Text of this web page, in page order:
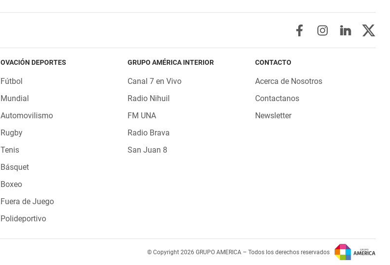
OVACIÓN DEPORTES
Fútbol
Mundial
Automovilismo
Rugby
Tenis
Básquet
Boxeo
Fuera de Juego
Polideportivo
GRUPO AMÉRICA INTERIOR
Canal 7 en Vivo
Radio Nihuil
FM UNA
Radio Brava
San Juan 8
CONTACTO
Acerca de Nosotros
Contactanos
Newsletter
© Copyright 2026 GRUPO AMERICA – Todos los derechos reservados